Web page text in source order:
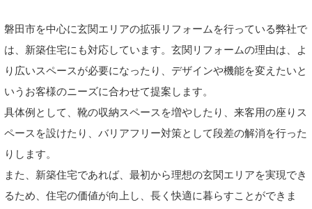
磐田市を中心に玄関エリアの拡張リフォームを行っている弊社で
は、新築住宅にも対応しています。玄関リフォームの理由は、よ
り広いスペースが必要になったり、デザインや機能を変えたいと
いうお客様のニーズに合わせて提案します。
具体例として、靴の収納スペースを増やしたり、来客用の座りス
ペースを設けたり、バリアフリー対策として段差の解消を行った
りします。
また、新築住宅であれば、最初から理想の玄関エリアを実現でき
るため、住宅の価値が向上し、長く快適に暮らすことができま